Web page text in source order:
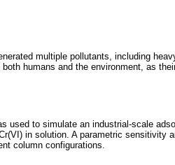
multiple pollutants, including
humans and the environment, as
used to simulate an industrial-scale
in solution. A parametric sensitivity
column configurations.